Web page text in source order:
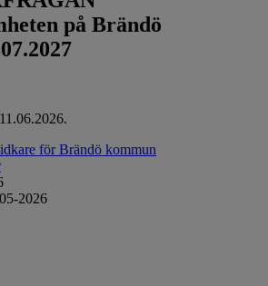
på Brändö
11.06.2026.
för Brändö kommun
2026